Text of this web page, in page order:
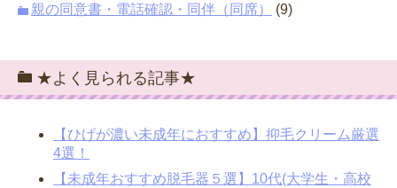
親の同意書・電話確認・同伴（同席） (9)
★よく見られる記事★
【ひげが濃い未成年におすすめ】抑毛クリーム厳選
4選！
【未成年おすすめ脱毛器５選】10代(大学生・高校